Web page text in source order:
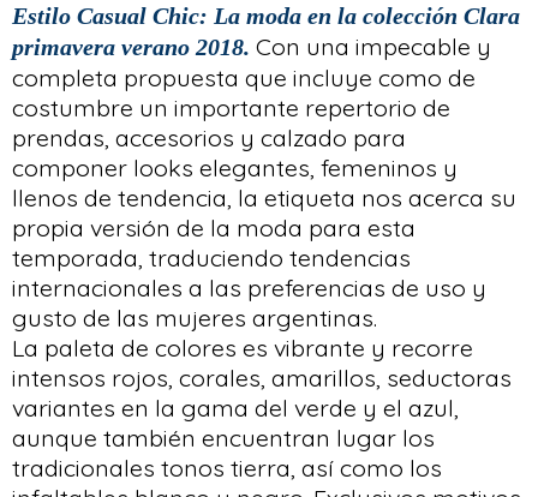
Estilo Casual Chic: La moda en la colección Clara
primavera verano 2018. Con una impecable y
completa propuesta que incluye como de
costumbre un importante repertorio de
prendas, accesorios y calzado para
componer looks elegantes, femeninos y
llenos de tendencia, la etiqueta nos acerca su
propia versión de la moda para esta
temporada, traduciendo tendencias
internacionales a las preferencias de uso y
gusto de las mujeres argentinas.
La paleta de colores es vibrante y recorre
intensos rojos, corales, amarillos, seductoras
variantes en la gama del verde y el azul,
aunque también encuentran lugar los
tradicionales tonos tierra, así como los